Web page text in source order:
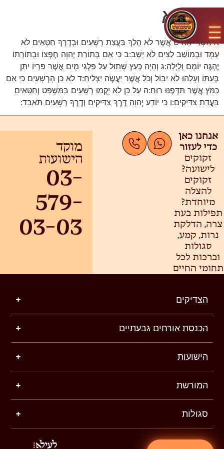
פרק א
אאַשְׁרֵי הָאִישׁ אֲשֶׁר לֹא הָלַךְ בַּעֲצַת רְשָׁעִים וּבְדֶרֶךְ חַטָּאִים לֹא
עָמָד וּבְמוֹשַׁב לֵצִים לֹא יָשָׁב:ב כִּי אִם בְּתוֹרַת יְהוָה חֶפְצוֹ וּבְתוֹרָתוֹ
יֶהְגֶּה יוֹמָם וָלָיְלָה:ג וְהָיָה כְּעֵץ שָׁתוּל עַל פַּלְגֵי מָיִם אֲשֶׁר פִּרְיוֹ יִתֵּן
בְּעִתּוֹ וְעָלֵהוּ לֹא יִבּוֹל וְכֹל אֲשֶׁר יַעֲשֶׂה יַצְלִיחַ:ד לֹא כֵן הָרְשָׁעִים כִּי אִם
כַּמֹּץ אֲשֶׁר תִּדְּפֶנּוּ רוּחַ:ה עַל כֵּן לֹא יָקֻמוּ רְשָׁעִים בַּמִּשְׁפָּט וְחַטָּאִים
בַּעֲדַת צַדִּיקִים:ו כִּי יוֹדֵעַ יְהוָה דֶּרֶךְ צַדִּיקִים וְדֶרֶךְ רְשָׁעִים תֹּאבֵד:
אנחנו כאן
כדי לעזור
זקוקים
לישועה?
זקוקים
להצלה
מיוחדת?
תפילות בעת
צרה, הדלקת
נרות, קמע,
סגולות
וברכות לכל
תחומי החיים
מוקד
הישועות
03-
579-
03-03
הצדיקים
הכנסת אורחים גבעתיים
הישועות
המורשת
סגולות